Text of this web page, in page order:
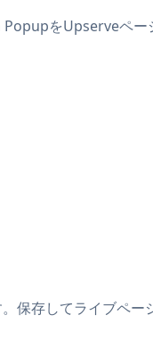
をUpserveペ
保存してライブペー